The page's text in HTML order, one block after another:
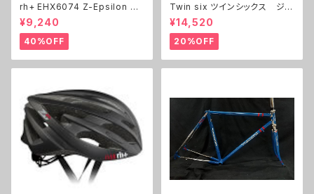
rh+ EHX6074 Z-Epsilon ヘ
ルメット
¥9,240
40%OFF
Twin six ツインシックス ジャ
ージ The BKB
¥14,520
20%OFF